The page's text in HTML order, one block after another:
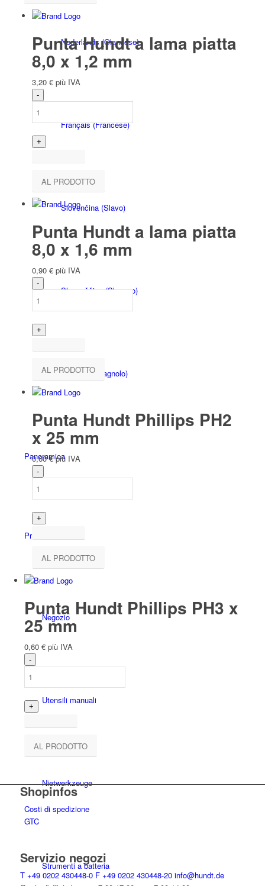
Nederlands (Olandese)
Français(Francese)
Slovenčina(Slavo)
Slovenščina(Sloveno)
Español(Spagnolo)
Panoramica
Prodotti
Negozio
Utensili manuali
Niet­werk­zeuge
Strumenti a batteria
Punta Hundt a lama piatta
8,0 x 1,2 mm
3,20 € più IVA
AL PRODOTTO
Punta Hundt a lama piatta
8,0 x 1,6 mm
0,90 € più IVA
AL PRODOTTO
Punta Hundt Phillips PH2
x 25 mm
0,60€ più IVA
AL PRODOTTO
Punta Hundt Phillips PH3 x
25 mm
0,60 € più IVA
AL PRODOTTO
Shopinfos
Costi di spedizione
GTC
Servizio negozi
T +49 0202 430448-0 F +49 0202 430448-20 info@hundt.de